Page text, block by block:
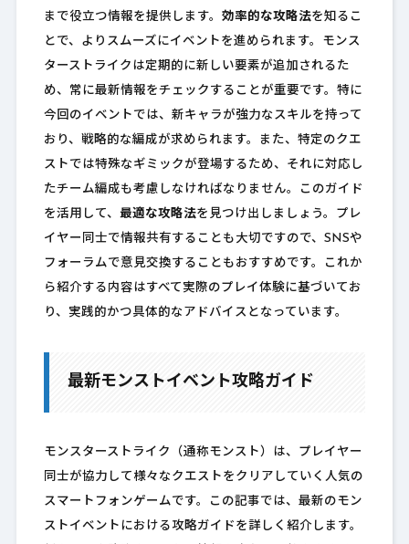
まで役立つ情報を提供します。 効率的な攻略法を知るこ
とで、よりスムーズにイベントを進められます。モンス
ターストライクは定期的に新しい要素が追加されるた
め、常に最新情報をチェックすることが重要です。特に
今回のイベントでは、新キャラが強力なスキルを持って
おり、戦略的な編成が求められます。また、特定のクエ
ストでは特殊なギミックが登場するため、それに対応し
たチーム編成も考慮しなければなりません。このガイド
を活用して、 最適な攻略法を見つけ出しましょう。プレ
イヤー同士で情報共有することも大切ですので、SNSや
フォーラムで意見交換することもおすすめです。これか
ら紹介する内容はすべて実際のプレイ体験に基づいてお
り、実践的かつ具体的なアドバイスとなっています。
最新モンストイベント攻略ガイド
モンスターストライク（通称モンスト）は、プレイヤー
同士が協力して様々なクエストをクリアしていく人気の
スマートフォンゲームです。この記事では、最新のモン
ストイベントにおける攻略ガイドを詳しく紹介します。